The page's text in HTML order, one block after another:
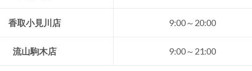
香取小見川店 9:00～20:00
流山駒木店 9:00～21:00